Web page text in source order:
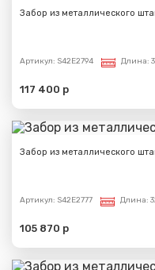
Забор из металлического
Артикул: S42E2794 Длина:
117 400 р
Забор из металлического
Артикул: S42E2777 Длина:
105 870 р